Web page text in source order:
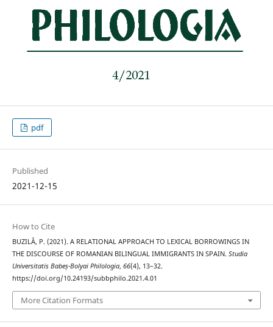
pdf
Published
2021-12-15
How to Cite
BUZILĂ, P. (2021). A RELATIONAL APPROACH TO LEXICAL BORROWINGS IN
THE DISCOURSE OF ROMANIAN BILINGUAL IMMIGRANTS IN SPAIN. Studia
Universitatis Babeș-Bolyai Philologia, 66(4), 13–32.
https://doi.org/10.24193/subbphilo.2021.4.01
More Citation Formats